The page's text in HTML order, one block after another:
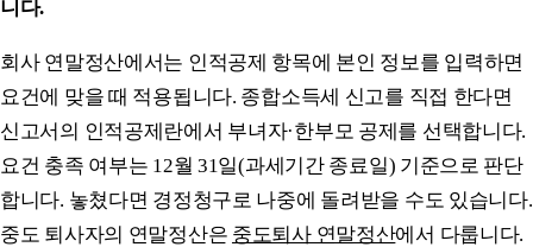
니다.
회사 연말정산에서는 인적공제 항목에 본인 정보를 입력하면
요건에 맞을 때 적용됩니다. 종합소득세 신고를 직접 한다면
신고서의 인적공제란에서 부녀자·한부모 공제를 선택합니다.
요건 충족 여부는 12월 31일(과세기간 종료일) 기준으로 판단
합니다. 놓쳤다면 경정청구로 나중에 돌려받을 수도 있습니다.
중도 퇴사자의 연말정산은 중도퇴사 연말정산에서 다룹니다.